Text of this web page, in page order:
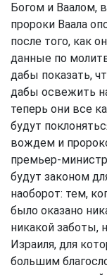
Богом и Ваалом,
пророки Ваала
после того, как
данные по
дабы показать,
дабы освежить
теперь они все
будут
вождем и
премьер-
будут законом
наоборот: тем,
было оказано
никакой заботы,
Израиля, для
большим